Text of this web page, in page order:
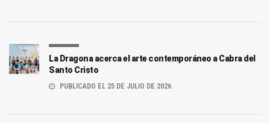
La Dragona acerca el arte contemporáneo a Cabra del
Santo Cristo
PUBLICADO EL 25 DE JULIO DE 2026